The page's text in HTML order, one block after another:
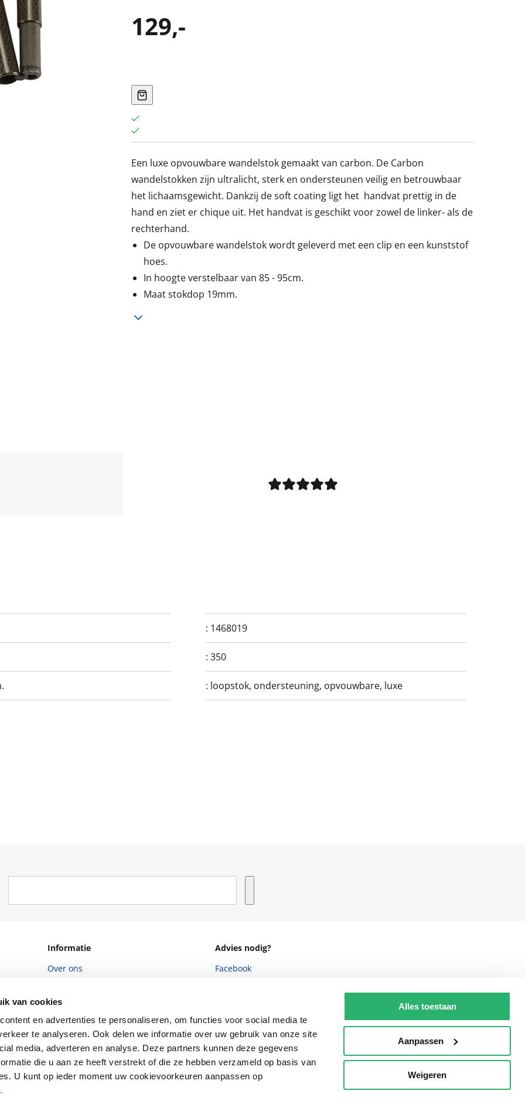
van cookies
en advertenties te personaliseren, om functies voor social media te
te analyseren. Ook delen we informatie over uw gebruik van onze site
media, adverteren en analyse. Deze partners kunnen deze gegevens
die u aan ze heeft verstrekt of die ze hebben verzameld op basis van
U kunt op ieder moment uw cookievoorkeuren aanpassen op
.
Alles toestaan
Aanpassen
Weigeren
129,-
Een luxe opvouwbare wandelstok gemaakt van carbon. De Carbon
wandelstokken zijn ultralicht, sterk en ondersteunen veilig en betrouwbaar
het lichaamsgewicht. Dankzij de soft coating ligt het handvat prettig in de
hand en ziet er chique uit. Het handvat is geschikt voor zowel de linker- als de
rechterhand.
De opvouwbare wandelstok wordt geleverd met een clip en een kunststof
hoes.
In hoogte verstelbaar van 85 - 95cm.
Maat stokdop 19mm.
: 1468019
:350
: loopstok, ondersteuning, opvouwbare, luxe
Informatie
Over ons
Cadeaukaart
Ondernemer worden
Vulnerability Disclosure policy
Advies nodig?
Facebook
088 - 133 84 32